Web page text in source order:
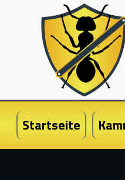
Startseite